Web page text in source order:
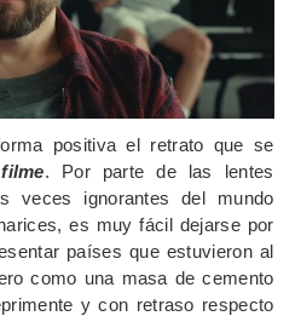
positiva el retrato que se
filme. Por parte de las lentes
veces ignorantes del mundo
es muy fácil dejarse por
países que estuvieron al
como una masa de cemento
y con retraso respecto